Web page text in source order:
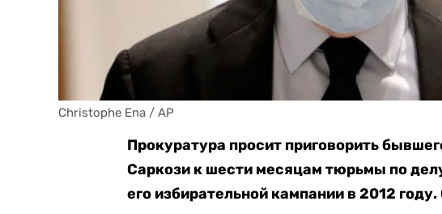
Christophe Ena / AP
Прокуратура просит приговорить
Саркози к шести месяцам тюрьмы по
его избирательной кампании в 2012